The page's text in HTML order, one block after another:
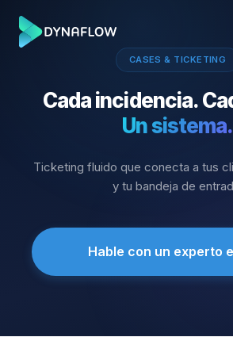
CASES & TICKETING
Cada incidencia.
Un sistema.
Ticketing fluido que conecta a tus
y tu bandeja de
Hable con un experto